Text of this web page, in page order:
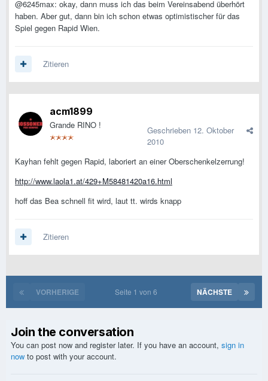
@6245max: okay, dann muss ich das beim Vereinsabend überhört
haben. Aber gut, dann bin ich schon etwas optimistischer für das
Spiel gegen Rapid Wien.
Zitieren
acm1899
Grande RINO ! Geschrieben 12. Oktober
2010
Kayhan fehlt gegen Rapid, laboriert an einer Oberschenkelzerrung!
http://www.laola1.at/429+M58481420a16.html
hoff das Bea schnell fit wird, laut tt. wirds knapp
Zitieren
VORHERIGE NÄCHSTE
Seite 1 von 6
Join the conversation
You can post now and register later. If you have an account, sign in
now to post with your account.